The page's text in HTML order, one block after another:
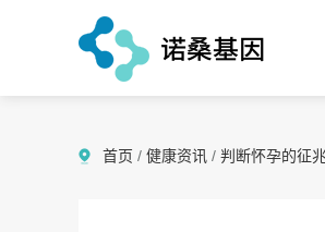
首页 / 健康资讯 / 判断怀孕的征